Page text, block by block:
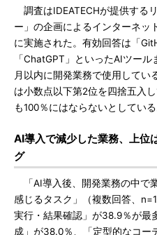
調査はIDEATECHが提供する
ー」の企画によるインターネッ
に実施された。有効回答は「
「ChatGPT」といったAIツー
月以内に開発業務で使用してい
は小数点以下第2位を四捨五入
も100％にはならないとしている
AI導入で減少した業務、上位
グ
「AI導入後、開発業務の中で
感じるタスク」（複数回答、
実行・結果確認」が38.9％が最
成」が38.0％、「定型的なコー